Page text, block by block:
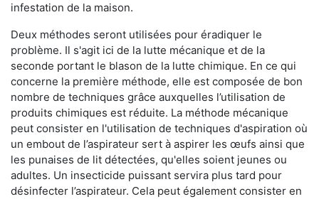
infestation de la maison.
Deux méthodes seront utilisées pour éradiquer le
problème. Il s'agit ici de la lutte mécanique et de la
seconde portant le blason de la lutte chimique. En ce qui
concerne la première méthode, elle est composée de bon
nombre de techniques grâce auxquelles l’utilisation de
produits chimiques est réduite. La méthode mécanique
peut consister en l'utilisation de techniques d'aspiration où
un embout de l’aspirateur sert à aspirer les œufs ainsi que
les punaises de lit détectées, qu'elles soient jeunes ou
adultes. Un insecticide puissant servira plus tard pour
désinfecter l’aspirateur. Cela peut également consister en